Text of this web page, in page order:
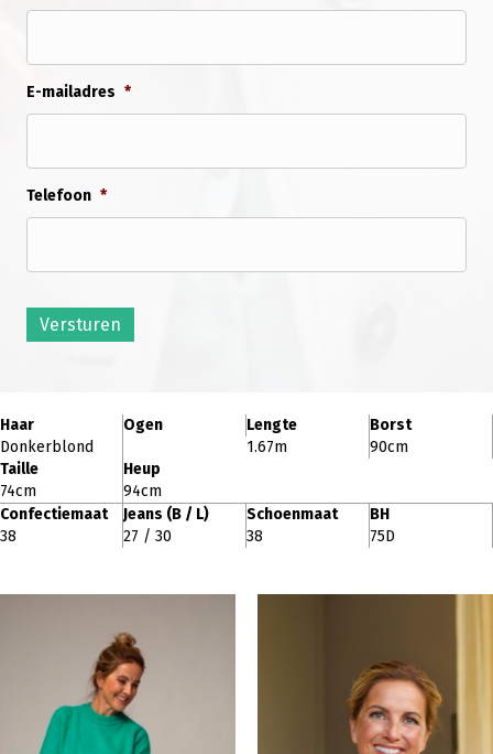
E-mailadres *
Telefoon *
Versturen
Haar
Donkerblond
Ogen
Lengte
1.67m
Borst
90cm
Taille
74cm
Heup
94cm
Confectiemaat
38
Jeans (B / L)
27 / 30
Schoenmaat
38
BH
75D